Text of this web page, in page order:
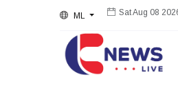
ML Sat Aug 08